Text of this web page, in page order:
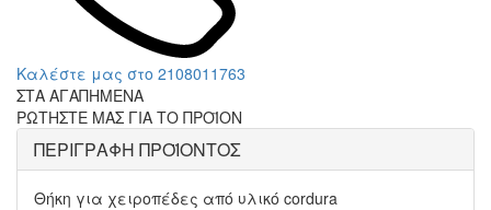
Καλέστε μας στο 2108011763
ΣΤΑ ΑΓΑΠΗΜΕΝΑ
ΡΩΤΗΣΤΕ ΜΑΣ ΓΙΑ ΤΟ ΠΡΟΪΟΝ
ΠΕΡΙΓΡΑΦΗ ΠΡΟΪΟΝΤΟΣ
Θήκη για χειροπέδες από υλικό cordura